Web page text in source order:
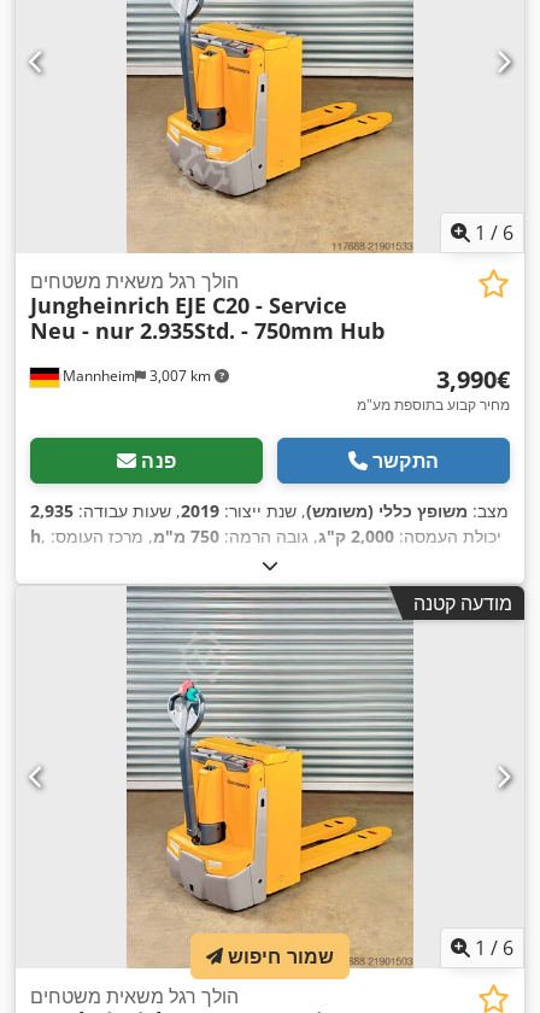
1 / 6
Mannheim 3,007 km
הולך רגל משאית משטחים
Jungheinrich EJE C20 - Service
Neu - nur 2.935Std. - 750mm Hub
‏3,990 ‏€
מחיר קבוע בתוספת מע"מ
פנה התקשר
מצב: משופץ כללי (משומש), שנת ייצור: 2019, שעות עבודה: 2,935
h
, יכולת העמסה: 2,000 ק"ג , גובה הרמה: 750 מ"מ
, מרכז העומס:
, סוג תורן:
מ"מ, מתח סוללה: 24 V , אורך המזלג:1,150 מ"מ
, משקל עצמי:
מודעה קטנה
1 / 6
הולך רגל משאית משטחים
שמור חיפוש